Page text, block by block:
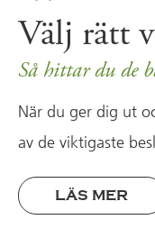
Välj rätt
Så hittar du de
När du ger dig ut
av de viktigaste
LÄS MER